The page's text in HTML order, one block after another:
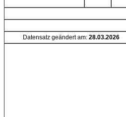
Datensatz geändert am: 28.03.2026